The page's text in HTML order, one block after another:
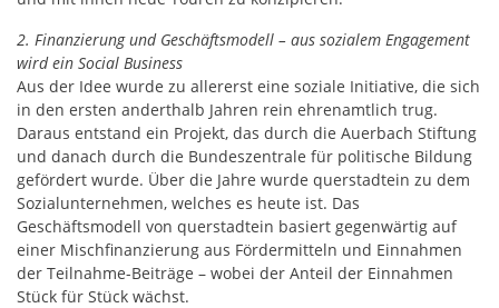
2. Finanzierung und Geschäftsmodell – aus sozialem Engagement
wird ein Social Business
Aus der Idee wurde zu allererst eine soziale Initiative, die sich
in den ersten anderthalb Jahren rein ehrenamtlich trug.
Daraus entstand ein Projekt, das durch die Auerbach Stiftung
und danach durch die Bundeszentrale für politische Bildung
gefördert wurde. Über die Jahre wurde querstadtein zu dem
Sozialunternehmen, welches es heute ist. Das
Geschäftsmodell von querstadtein basiert gegenwärtig auf
einer Mischfinanzierung aus Fördermitteln und Einnahmen
der Teilnahme-Beiträge – wobei der Anteil der Einnahmen
Stück für Stück wächst.